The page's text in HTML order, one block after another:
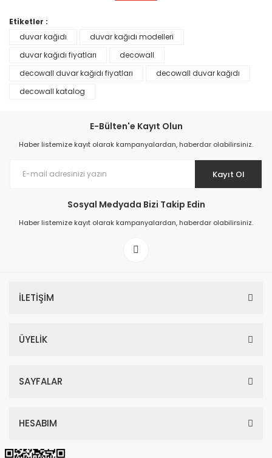
Prime ArtDECO Duvar Kağıdı Tutkalı 500 gr
199,00 TL
Etiketler :
duvar kağıdı
duvar kağıdı modelleri
duvar kağıdı fiyatları
decowall
decowall duvar kağıdı fiyatları
decowall duvar kağıdı
decowall katalog
E-Bülten'e Kayıt Olun
Haber listemize kayıt olarak kampanyalardan, haberdar olabilirsiniz.
Kayıt Ol
Sosyal Medyada Bizi Takip Edin
Haber listemize kayıt olarak kampanyalardan, haberdar olabilirsiniz.
İLETİŞİM
ÜYELİK
SAYFALAR
HESABIM